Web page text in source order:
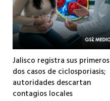
Jalisco registra sus primeros
dos casos de ciclosporiasis;
autoridades descartan
contagios locales